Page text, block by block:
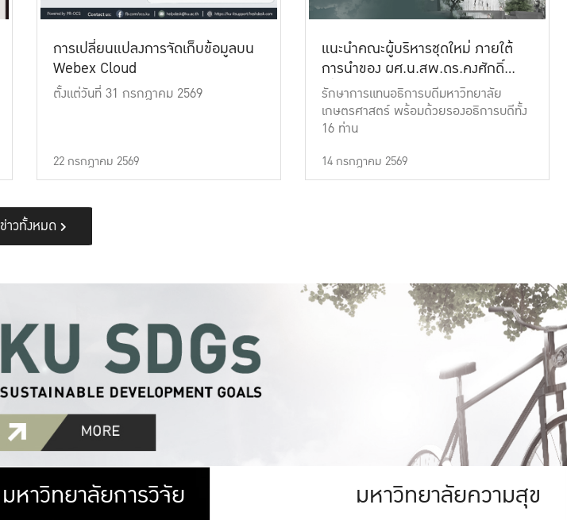
การเปลี่ยนแปลงการจัดเก็บข้อมูลบน
Webex Cloud
ตั้งแต่วันที่ 31 กรกฎาคม 2569
22 กรกฎาคม 2569
แนะนำคณะผู้บริหารชุดใหม่ ภายใต้
การนำของ ผศ.น.สพ.ดร.คงศักดิ์
เที่ยงธรรม
รักษาการแทนอธิการบดีมหาวิทยาลัย
เกษตรศาสตร์ พร้อมด้วยรองอธิการบดีทั้ง
16 ท่าน
14 กรกฎาคม 2569
ข่าวทั้งหมด
มหาวิทยาลัย
มหาวิทยาลัยการวิจัย มหาวิทยาลัย
มหาวิทยาลัยความสุข